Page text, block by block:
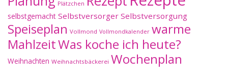
Plätzchen
selbstgemacht Selbstversorger Selbstversorgung
Speiseplan Vollmond Vollmondkalender warme
MahlzeitWas koche ich heute?
Weihnachten Weihnachtsbäckerei Wochenplan